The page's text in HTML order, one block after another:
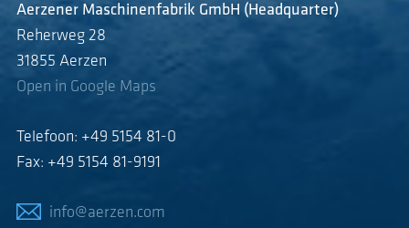
Aerzener Maschinenfabrik GmbH (Headquarter)
Reherweg 28
31855 Aerzen
Open in Google Maps
Telefoon: +49 5154 81-0
Fax: +49 5154 81-9191
info@aerzen.com